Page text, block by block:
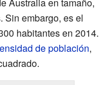
Sin embargo, es el
habitantes en 2014.
de población,